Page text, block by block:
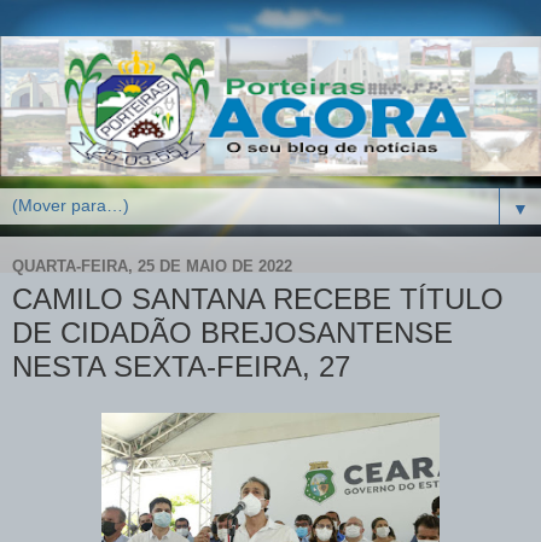
▼
QUARTA-FEIRA, 25 DE MAIO DE 2022
CAMILO SANTANA RECEBE TÍTULO
DE CIDADÃO BREJOSANTENSE
NESTA SEXTA-FEIRA, 27